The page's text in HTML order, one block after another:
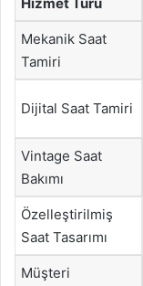
Mekanik Saat
Tamiri
Dijital Saat Tamiri
Vintage Saat
Bakımı
Özelleştirilmiş
Saat Tasarımı
Müşteri